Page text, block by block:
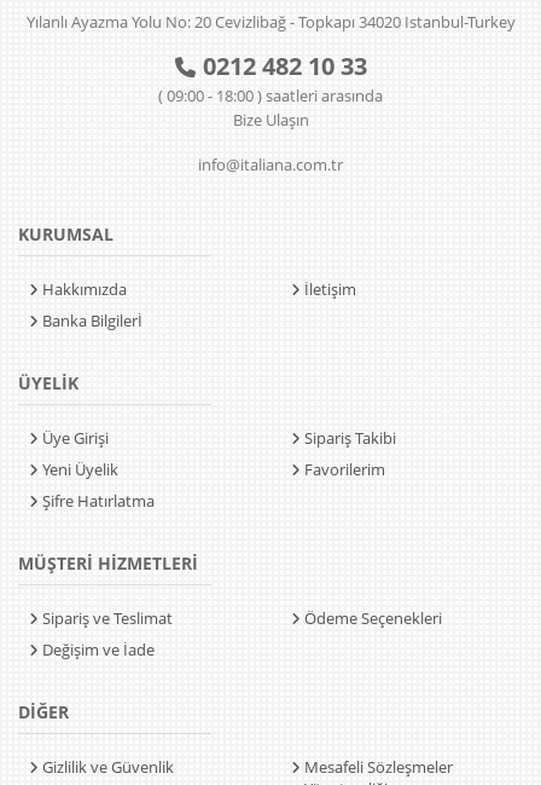
Yılanlı Ayazma Yolu No: 20 Cevizlibağ - Topkapı 34020 Istanbul-Turkey
0212 482 10 33
( 09:00 - 18:00 ) saatleri arasında
Bize Ulaşın
info@italiana.com.tr
KURUMSAL
Hakkımızda
Banka Bilgilerİ
İletişim
ÜYELİK
Üye Girişi
Yeni Üyelik
Şifre Hatırlatma
Sipariş Takibi
Favorilerim
MÜŞTERİ HİZMETLERİ
Sipariş ve Teslimat
Değişim ve İade
Ödeme Seçenekleri
DİĞER
Gizlilik ve Güvenlik
Mesafeli Sözleşmeler